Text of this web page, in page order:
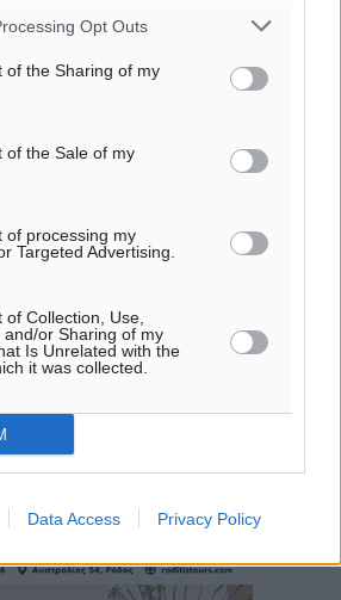
Opt Outs
of the Sharing of my
of the Sale of my
of processing my
Targeted Advertising.
Collection, Use,
and/or Sharing of my
Is Unrelated with the
it was collected.
Data Access Privacy Policy